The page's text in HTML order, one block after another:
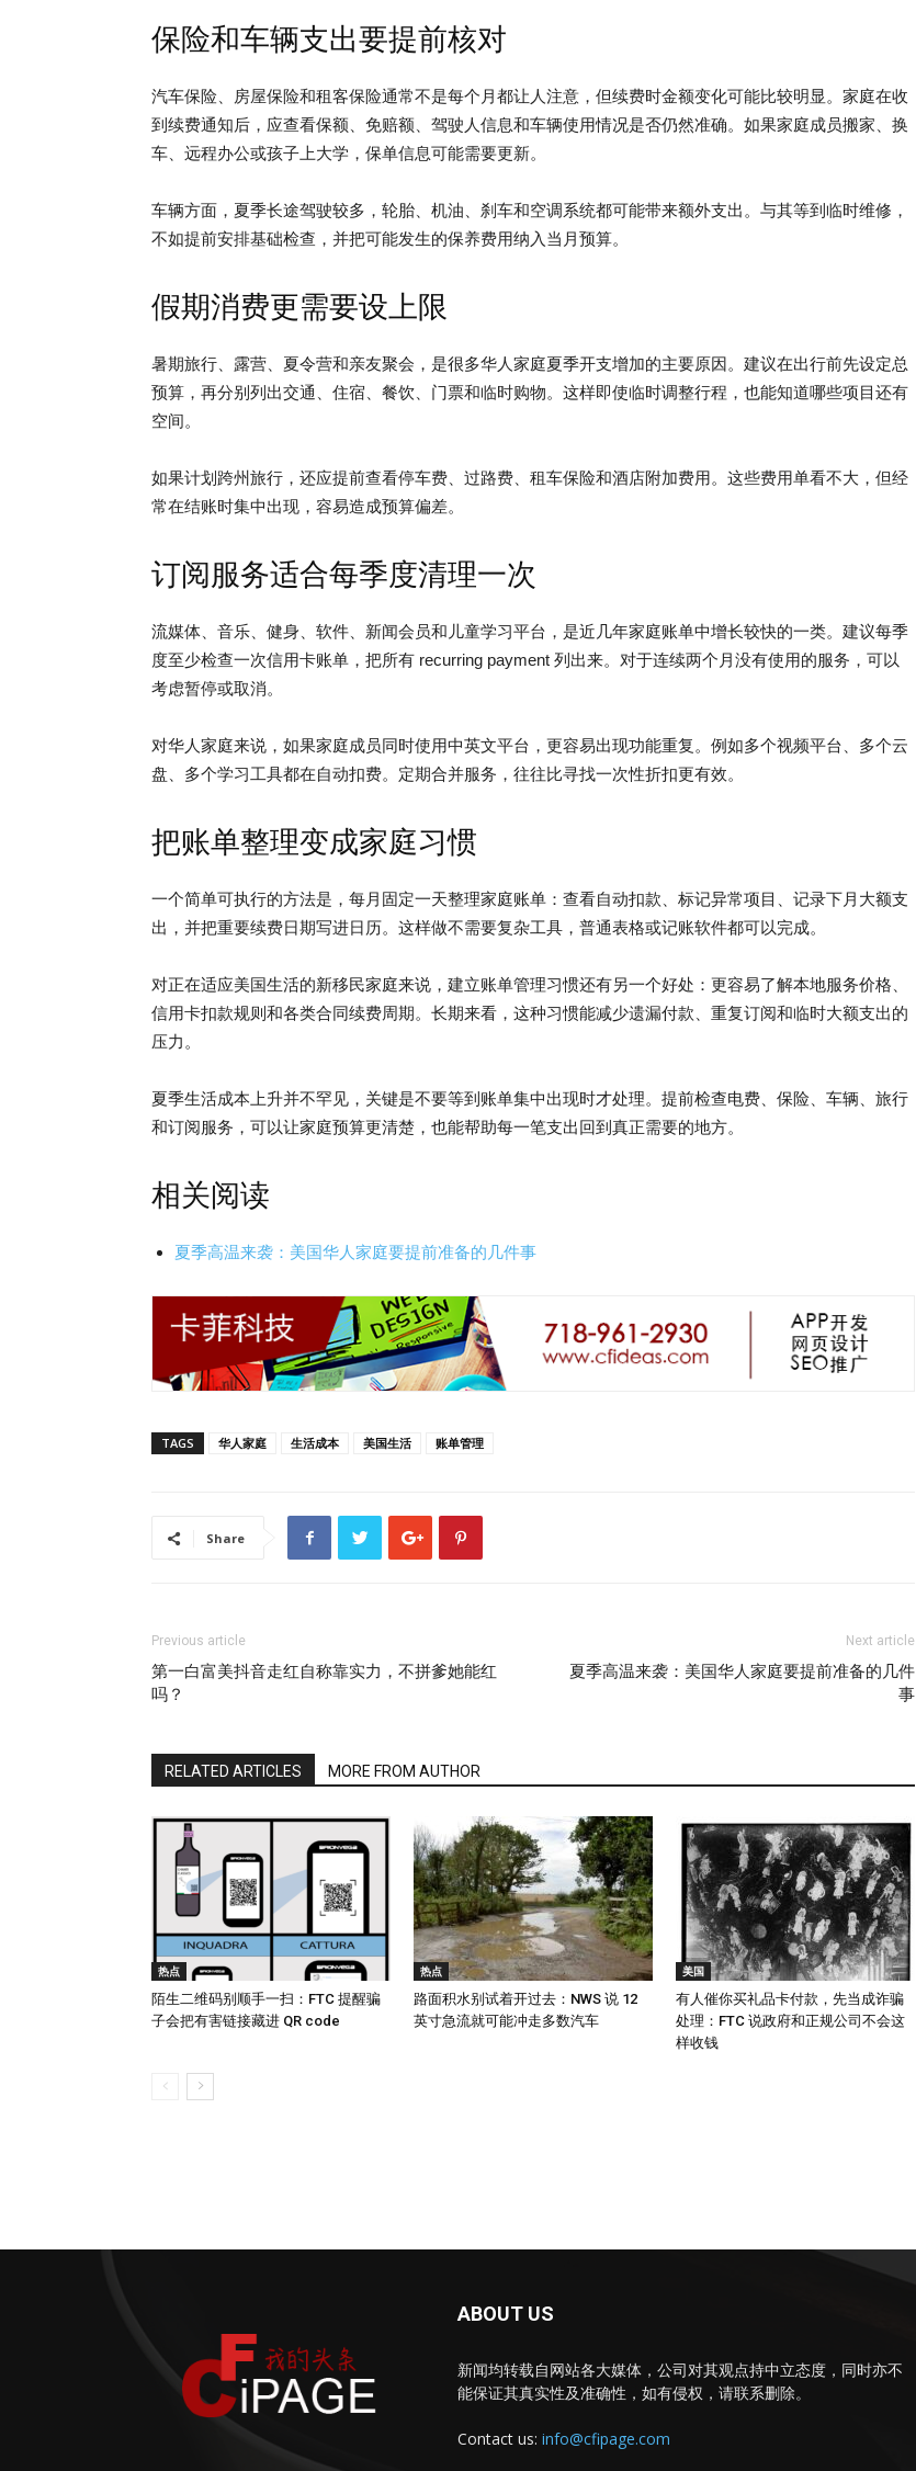
保险和车辆支出要提前核对
汽车保险、房屋保险和租客保险通常不是每个月都让人注意，但续费时金额变化可能比较明显。家庭在收
到续费通知后，应查看保额、免赔额、驾驶人信息和车辆使用情况是否仍然准确。如果家庭成员搬家、换
车、远程办公或孩子上大学，保单信息可能需要更新。
车辆方面，夏季长途驾驶较多，轮胎、机油、刹车和空调系统都可能带来额外支出。与其等到临时维修，
不如提前安排基础检查，并把可能发生的保养费用纳入当月预算。
假期消费更需要设上限
暑期旅行、露营、夏令营和亲友聚会，是很多华人家庭夏季开支增加的主要原因。建议在出行前先设定总
预算，再分别列出交通、住宿、餐饮、门票和临时购物。这样即使临时调整行程，也能知道哪些项目还有
空间。
如果计划跨州旅行，还应提前查看停车费、过路费、租车保险和酒店附加费用。这些费用单看不大，但经
常在结账时集中出现，容易造成预算偏差。
订阅服务适合每季度清理一次
流媒体、音乐、健身、软件、新闻会员和儿童学习平台，是近几年家庭账单中增长较快的一类。建议每季
度至少检查一次信用卡账单，把所有 recurring payment 列出来。对于连续两个月没有使用的服务，可以
考虑暂停或取消。
对华人家庭来说，如果家庭成员同时使用中英文平台，更容易出现功能重复。例如多个视频平台、多个云
盘、多个学习工具都在自动扣费。定期合并服务，往往比寻找一次性折扣更有效。
把账单整理变成家庭习惯
一个简单可执行的方法是，每月固定一天整理家庭账单：查看自动扣款、标记异常项目、记录下月大额支
出，并把重要续费日期写进日历。这样做不需要复杂工具，普通表格或记账软件都可以完成。
对正在适应美国生活的新移民家庭来说，建立账单管理习惯还有另一个好处：更容易了解本地服务价格、
信用卡扣款规则和各类合同续费周期。长期来看，这种习惯能减少遗漏付款、重复订阅和临时大额支出的
压力。
夏季生活成本上升并不罕见，关键是不要等到账单集中出现时才处理。提前检查电费、保险、车辆、旅行
和订阅服务，可以让家庭预算更清楚，也能帮助每一笔支出回到真正需要的地方。
相关阅读
夏季高温来袭：美国华人家庭要提前准备的几件事
TAGS 华人家庭 生活成本 美国生活 账单管理
Share
Previous article
第一白富美抖音走红自称靠实力，不拼爹她能红
吗？
Next article
夏季高温来袭：美国华人家庭要提前准备的几件
事
RELATED ARTICLES MORE FROM AUTHOR
热点
陌生二维码别顺手一扫：FTC 提醒骗
子会把有害链接藏进 QR code
热点
路面积水别试着开过去：NWS 说 12
英寸急流就可能冲走多数汽车
美国
有人催你买礼品卡付款，先当成诈骗
处理：FTC 说政府和正规公司不会这
样收钱
ABOUT US
新闻均转载自网站各大媒体，公司对其观点持中立态度，同时亦不
能保证其真实性及准确性，如有侵权，请联系删除。
Contact us: info@cfipage.com